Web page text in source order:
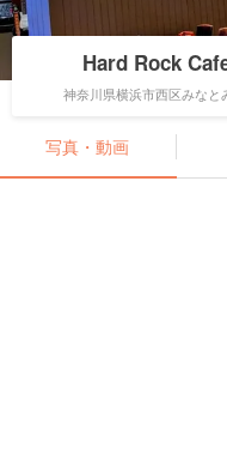
Hard Rock
神奈川県横浜市西区みな
写真・動画